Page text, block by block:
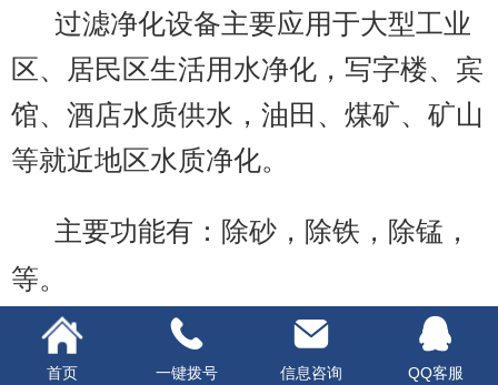
过滤净化设备主要应用于大型工业
区、居民区生活用水净化，写字楼、宾
馆、酒店水质供水，油田、煤矿、矿山
等就近地区水质净化。
主要功能有：除砂，除铁，除锰，
等。
首页 一键拨号 信息咨询 QQ客服